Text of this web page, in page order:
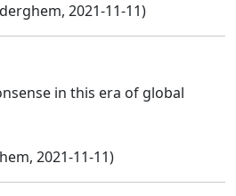
2021-11-11)
in this era of global
2021-11-11)